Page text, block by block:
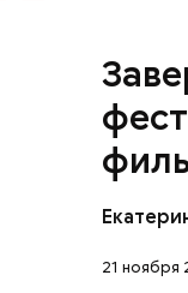
21 ноября